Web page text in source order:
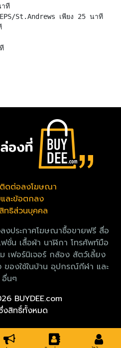
ที
St.Andrews เพียง 25 นาที
ติดต่อลงโฆษณา
และข้อตกลง
ทธิส่วนบุคคล
ลงประกาศโฆษณาซื้อขายฟรี สื่อ
ชั่น เสื้อผ้า นาฬิกา โทรศัพท์มือ
เฟอร์นิเจอร์ กล้อง สัตว์เลี้ยง
ของใช้ในบ้าน อุปกรณ์กีฬา และ
อื่นๆ
BUYDEE.com
งสิทธิ์ทั้งหมด